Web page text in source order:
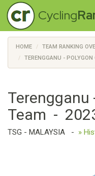
Cycling
HOME TEAM RANKING
TERENGGANU -
Terengganu
Team -
TSG - MALAYSIA - »